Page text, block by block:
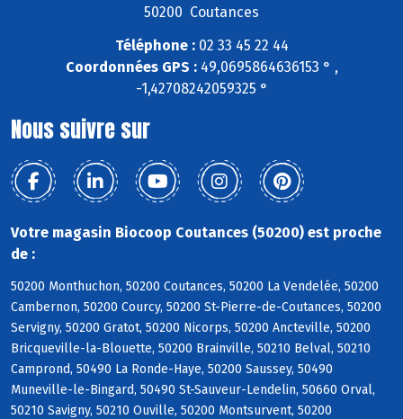
50200 Coutances
Téléphone :02 33 45 22 44
Coordonnées GPS :49,0695864636153 ° ,
-1,42708242059325 °
Nous suivre sur
Votre magasin Biocoop Coutances (50200) est proche
de :
50200 Monthuchon, 50200 Coutances, 50200 La Vendelée, 50200
Cambernon, 50200 Courcy, 50200 St-Pierre-de-Coutances, 50200
Servigny, 50200 Gratot, 50200 Nicorps, 50200 Ancteville, 50200
Bricqueville-la-Blouette, 50200 Brainville, 50210 Belval, 50210
Camprond, 50490 La Ronde-Haye, 50200 Saussey, 50490
Muneville-le-Bingard, 50490 St-Sauveur-Lendelin, 50660 Orval,
50210 Savigny, 50210 Ouville, 50200 Montsurvent, 50200